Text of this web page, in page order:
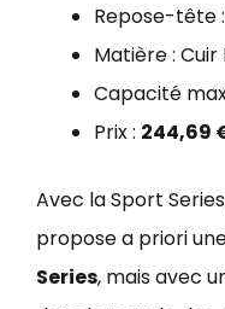
Repose-tête
Matière : Cuir
Capacité
Prix : 244,69
Avec la Sport
propose a priori
Series, mais avec